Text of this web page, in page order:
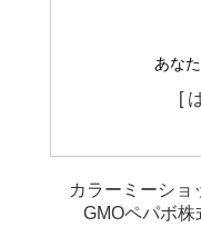
あな
[
カラーミーショ
GMOペパボ株